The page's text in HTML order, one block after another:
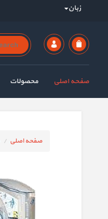
زبان
صفحه اصلی محصولات
صفحه اصلی